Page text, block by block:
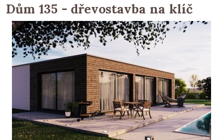
Dům 135 - dřevostavba na klíč